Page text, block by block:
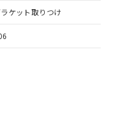
ラケット取りつけ
が、当社の製
客様との取
利用すること